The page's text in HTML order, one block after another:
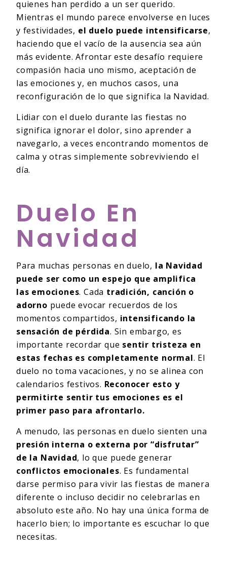
quienes han perdido a un ser querido.
Mientras el mundo parece envolverse en luces
y festividades, el duelo puede intensificarse,
haciendo que el vacío de la ausencia sea aún
más evidente. Afrontar este desafío requiere
compasión hacia uno mismo, aceptación de
las emociones y, en muchos casos, una
reconfiguración de lo que significa la Navidad.
Lidiar con el duelo durante las fiestas no
significa ignorar el dolor, sino aprender a
navegarlo, a veces encontrando momentos de
calma y otras simplemente sobreviviendo el
día.
Duelo En
Navidad
Para muchas personas en duelo, la Navidad
puede ser como un espejo que amplifica
las emociones. Cada tradición, canción o
adorno puede evocar recuerdos de los
momentos compartidos, intensificando la
sensación de pérdida. Sin embargo, es
importante recordar que sentir tristeza en
estas fechas es completamente normal. El
duelo no toma vacaciones, y no se alinea con
calendarios festivos. Reconocer esto y
permitirte sentir tus emociones es el
primer paso para afrontarlo.
A menudo, las personas en duelo sienten una
presión interna o externa por “disfrutar”
de la Navidad, lo que puede generar
conflictos emocionales. Es fundamental
darse permiso para vivir las fiestas de manera
diferente o incluso decidir no celebrarlas en
absoluto este año. No hay una única forma de
hacerlo bien; lo importante es escuchar lo que
necesitas.